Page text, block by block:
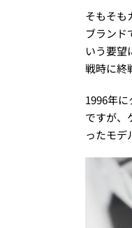
そもそも
ブランド
いう要望
戦時に終
1996年
ですが、
ったモデ